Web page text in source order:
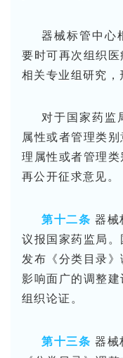
器械标管中心
要时可再次组织
相关专业组研究，
对于国家药监
属性或者管理类
理属性或者管理
再公开征求意见。
第十二条 器械
议报国家药监局
发布《分类目录》
影响面广的调整
组织论证。
第十三条 器械